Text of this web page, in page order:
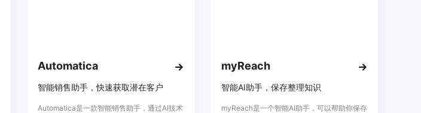
Automatica
智能销售助手，快速获取潜在客户
Automatica是一款智能销售助手，通过AI技术
myReach
智能AI助手，保存整理知识
myReach是一个智能AI助手，可以帮助你保存